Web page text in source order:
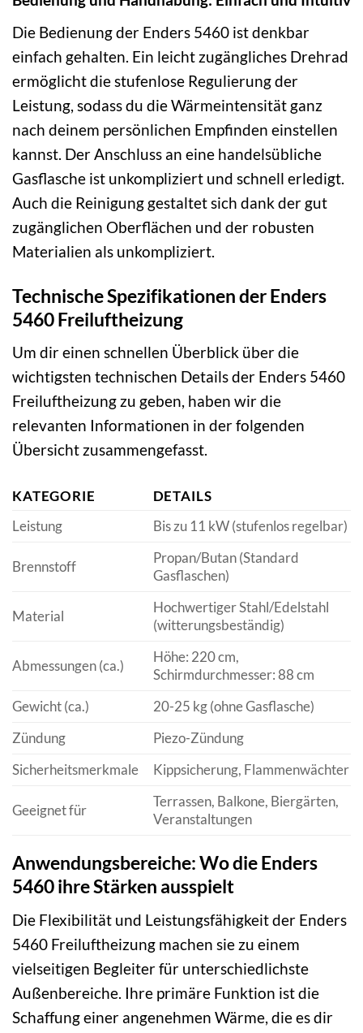
Die Bedienung der Enders 5460 ist denkbar
einfach gehalten. Ein leicht zugängliches Drehrad
ermöglicht die stufenlose Regulierung der
Leistung, sodass du die Wärmeintensität ganz
nach deinem persönlichen Empfinden einstellen
kannst. Der Anschluss an eine handelsübliche
Gasflasche ist unkompliziert und schnell erledigt.
Auch die Reinigung gestaltet sich dank der gut
zugänglichen Oberflächen und der robusten
Materialien als unkompliziert.
Technische Spezifikationen der Enders
5460 Freiluftheizung
Um dir einen schnellen Überblick über die
wichtigsten technischen Details der Enders 5460
Freiluftheizung zu geben, haben wir die
relevanten Informationen in der folgenden
Übersicht zusammengefasst.
KATEGORIE
DETAILS
Leistung
Bis zu 11 kW (stufenlos regelbar)
Brennstoff
Propan/Butan (Standard
Gasflaschen)
Material
Hochwertiger Stahl/Edelstahl
(witterungsbeständig)
Abmessungen (ca.)
Höhe: 220 cm,
Schirmdurchmesser: 88 cm
Gewicht (ca.)
20-25 kg (ohne Gasflasche)
Zündung
Piezo-Zündung
Sicherheitsmerkmale
Kippsicherung, Flammenwächter
Geeignet für
Terrassen, Balkone, Biergärten,
Veranstaltungen
Anwendungsbereiche: Wo die Enders
5460 ihre Stärken ausspielt
Die Flexibilität und Leistungsfähigkeit der Enders
5460 Freiluftheizung machen sie zu einem
vielseitigen Begleiter für unterschiedlichste
Außenbereiche. Ihre primäre Funktion ist die
Schaffung einer angenehmen Wärme, die es dir